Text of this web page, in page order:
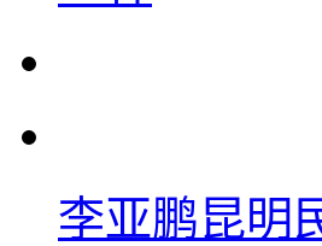
李亚鹏昆明